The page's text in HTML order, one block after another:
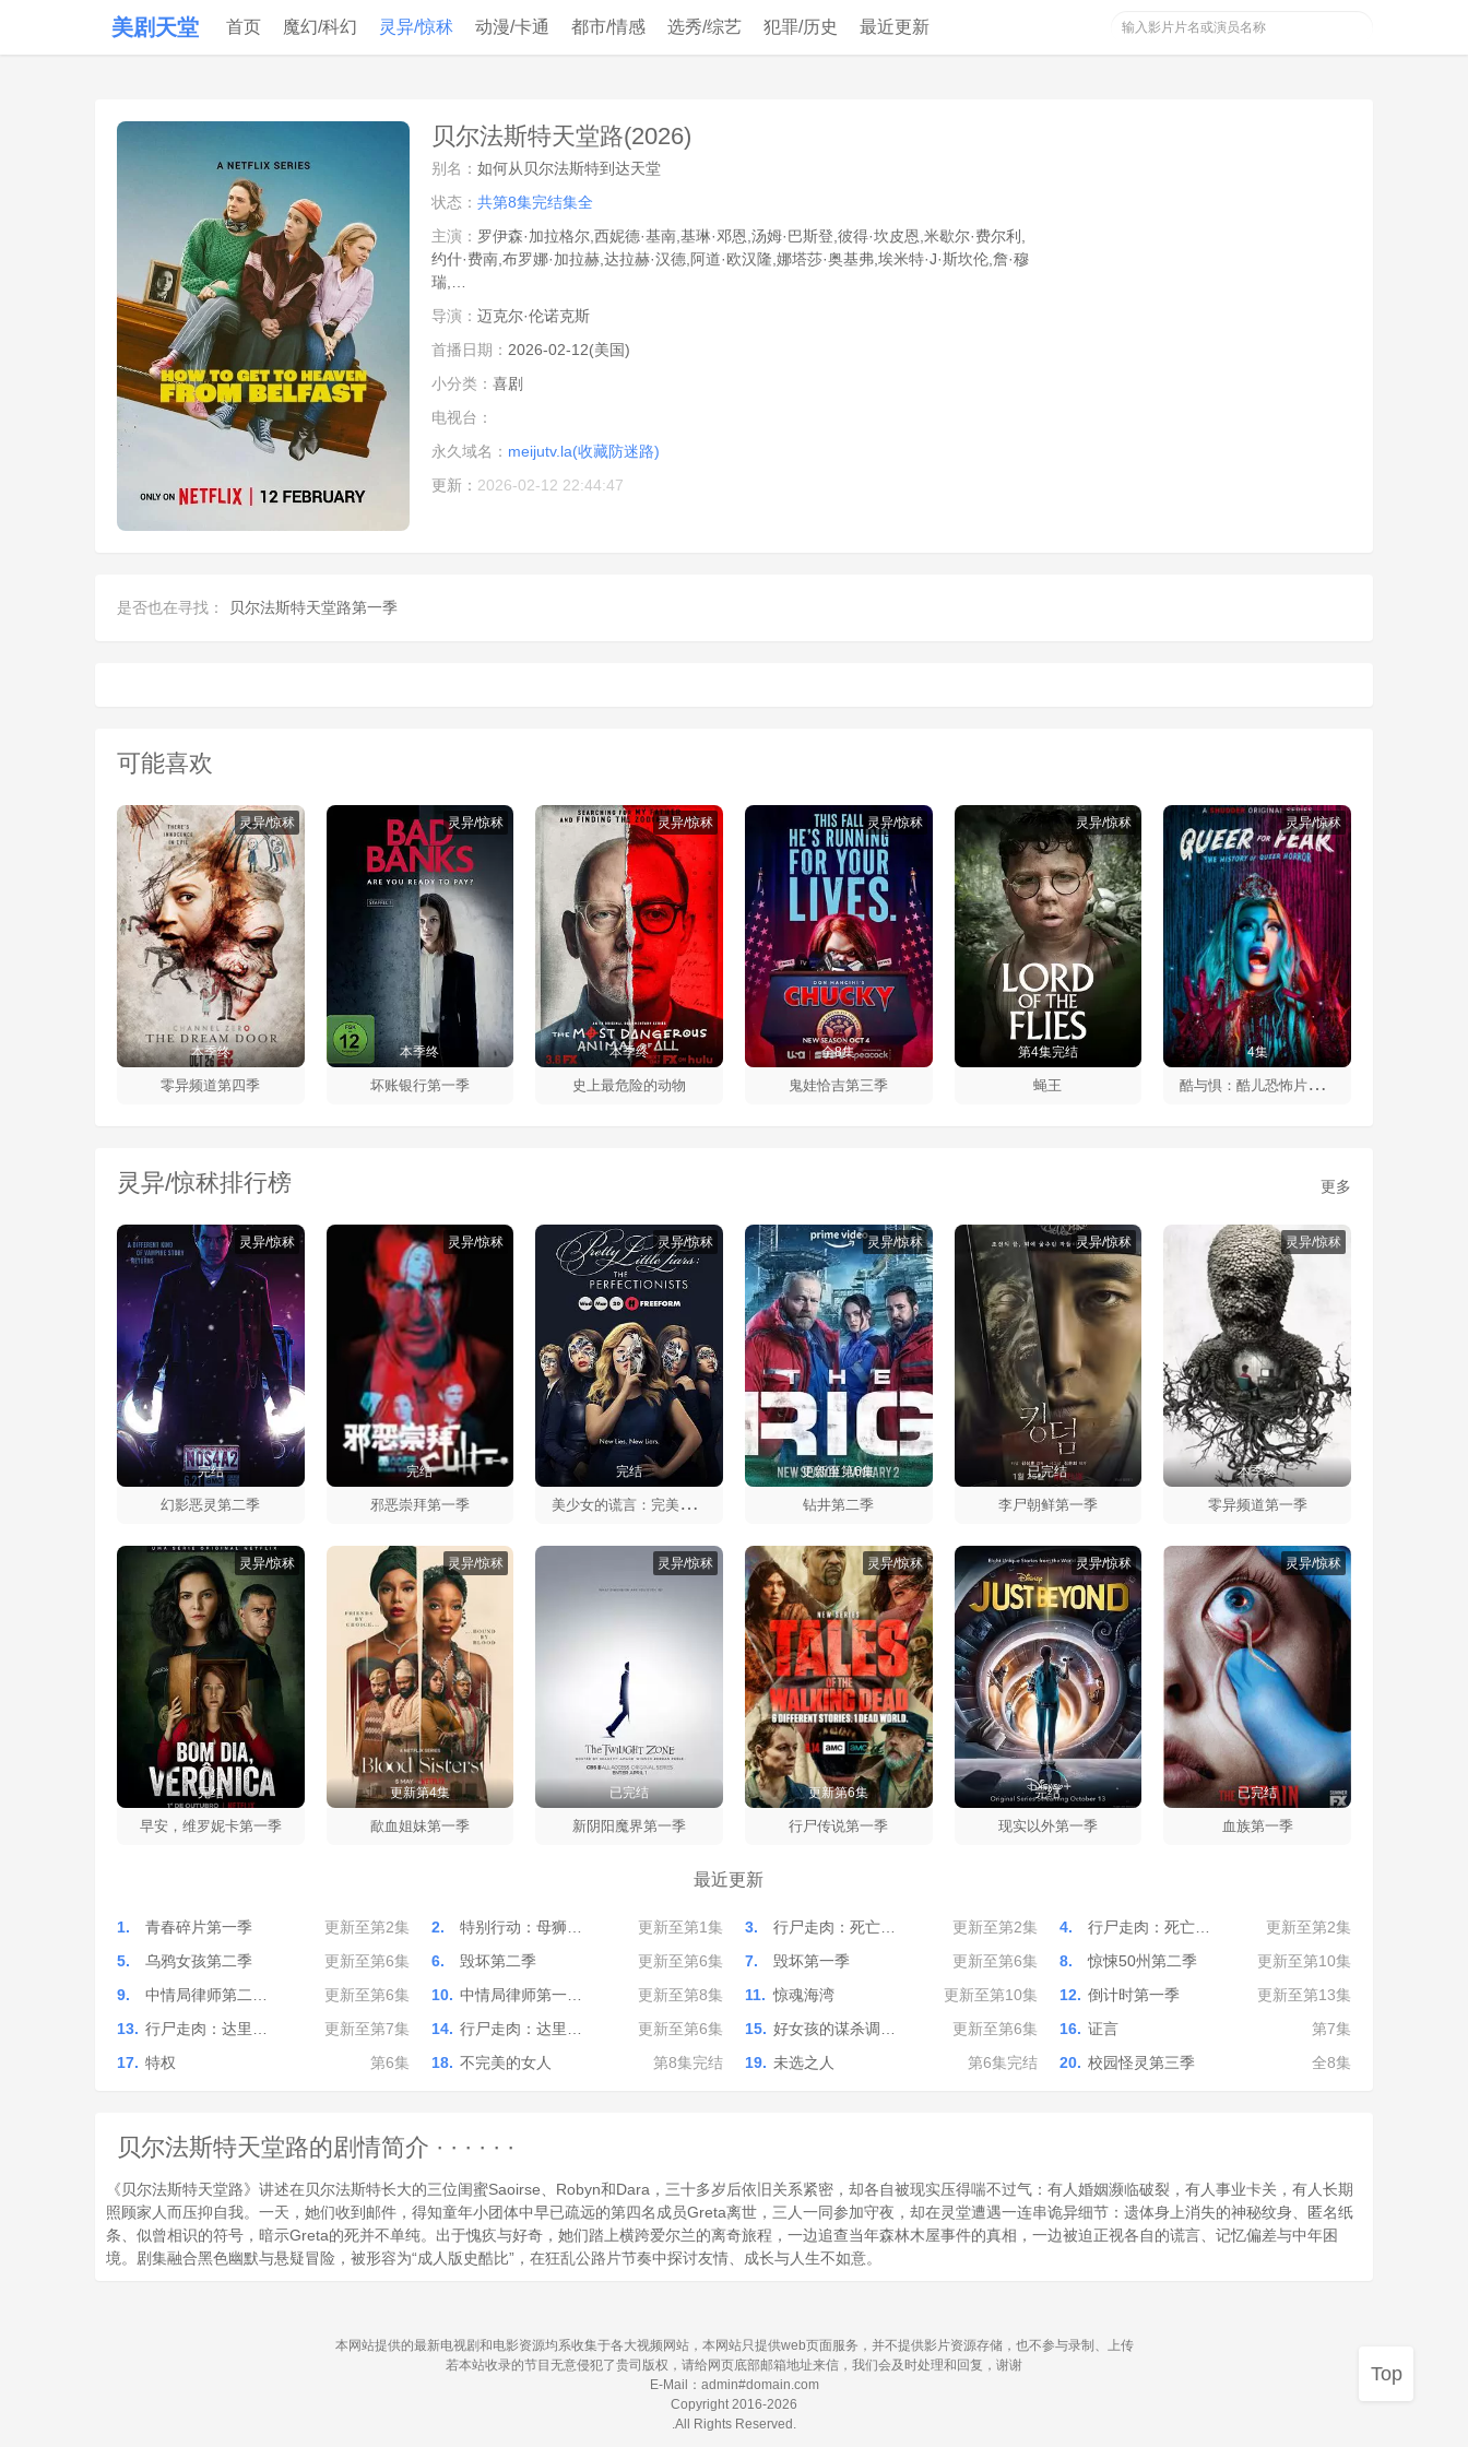
美剧天堂 首页 魔幻/科幻 灵异/惊秫 动漫/卡通 都市/情感 选秀/综艺 犯罪/历史 最近更新
贝尔法斯特天堂路(2026)
别名： 如何从贝尔法斯特到达天堂
状态： 共第8集完结集全
主演： 罗伊森·加拉格尔,西妮德·基南,基琳·邓恩,汤姆·巴斯登,彼得·坎皮恩,米歇尔·费尔利,
约什·费南,布罗娜·加拉赫,达拉赫·汉德,阿道·欧汉隆,娜塔莎·奥基弗,埃米特·J·斯坎伦,詹·穆
瑞,…
导演： 迈克尔·伦诺克斯
首播日期： 2026-02-12(美国)
小分类： 喜剧
电视台：
永久域名： meijutv.la(收藏防迷路)
更新： 2026-02-12 22:44:47
是否也在寻找： 贝尔法斯特天堂路第一季
可能喜欢
本季终
灵异/惊秫
零异频道第四季
本季终
灵异/惊秫
坏账银行第一季
本季终
灵异/惊秫
史上最危险的动物
全8集
灵异/惊秫
鬼娃恰吉第三季
第4集完结
灵异/惊秫
蝇王
4集
灵异/惊秫
酷
与惧：酷儿恐怖片的历史第一季
灵异/惊秫排行榜 更多
完结
灵异/惊秫
幻影恶灵第二季
完结
灵异/惊秫
邪恶崇拜第一季
完结
灵异/惊秫
美
少女的谎言：完美主义第一季
更新至第6集
灵异/惊秫
钻井第二季
已完结
灵异/惊秫
李尸朝鲜第一季
本季终
灵异/惊秫
零异频道第一季
完结
灵异/惊秫
早安，维罗妮卡第一季
更新第4集
灵异/惊秫
歃血姐妹第一季
已完结
灵异/惊秫
新阴阳魔界第一季
更新第6集
灵异/惊秫
行尸传说第一季
完结
灵异/惊秫
现实以外第一季
已完结
灵异/惊秫
血族第一季
最近更新
1. 青春碎片第一季 更新至第2集 2. 特别行动：母狮… 更新至第1集 3. 行尸走肉：死亡… 更新至第2集 4. 行尸走肉：死亡…
更新至第2集
5.
乌鸦女孩第二季 更新至第6集 6. 毁坏第二季 更新至第6集 7. 毁坏第一季 更新至第6集 8. 惊悚50州第二季
更新至第10集
9.
中情局律师第二… 更新至第6集 10. 中情局律师第一… 更新至第8集 11. 惊魂海湾 更新至第10集 12. 倒计时第一季
更新至第13集
13. 行尸走肉：达里… 更新至第7集 14. 行尸走肉：达里… 更新至第6集 15. 好女孩的谋杀调… 更新至第6集 16. 证言
第7集
17. 特权 第6集 18. 不完美的女人 第8集完结 19. 未选之人 第6集完结 20. 校园怪灵第三季 全8集
贝尔法斯特天堂路的剧情简介 · · · · · ·
《贝尔法斯特天堂路》讲述在贝尔法斯特长大的三位闺蜜Saoirse、Robyn和Dara，三十多岁后依旧关系紧密，却各自被现实压得喘不过气：有人婚姻濒临破裂，有人事业卡关，有人长期
照顾家人而压抑自我。一天，她们收到邮件，得知童年小团体中早已疏远的第四名成员Greta离世，三人一同参加守夜，却在灵堂遭遇一连串诡异细节：遗体身上消失的神秘纹身、匿名纸
条、似曾相识的符号，暗示Greta的死并不单纯。出于愧疚与好奇，她们踏上横跨爱尔兰的离奇旅程，一边追查当年森林木屋事件的真相，一边被迫正视各自的谎言、记忆偏差与中年困
境。剧集融合黑色幽默与悬疑冒险，被形容为“成人版史酷比”，在狂乱公路片节奏中探讨友情、成长与人生不如意。
本网站提供的最新电视剧和电影资源均系收集于各大视频网站，本网站只提供web页面服务，并不提供影片资源存储，也不参与录制、上传
若本站收录的节目无意侵犯了贵司版权，请给网页底部邮箱地址来信，我们会及时处理和回复，谢谢
E-Mail：admin#domain.com
Copyright 2016-2026
.All Rights Reserved.
Top